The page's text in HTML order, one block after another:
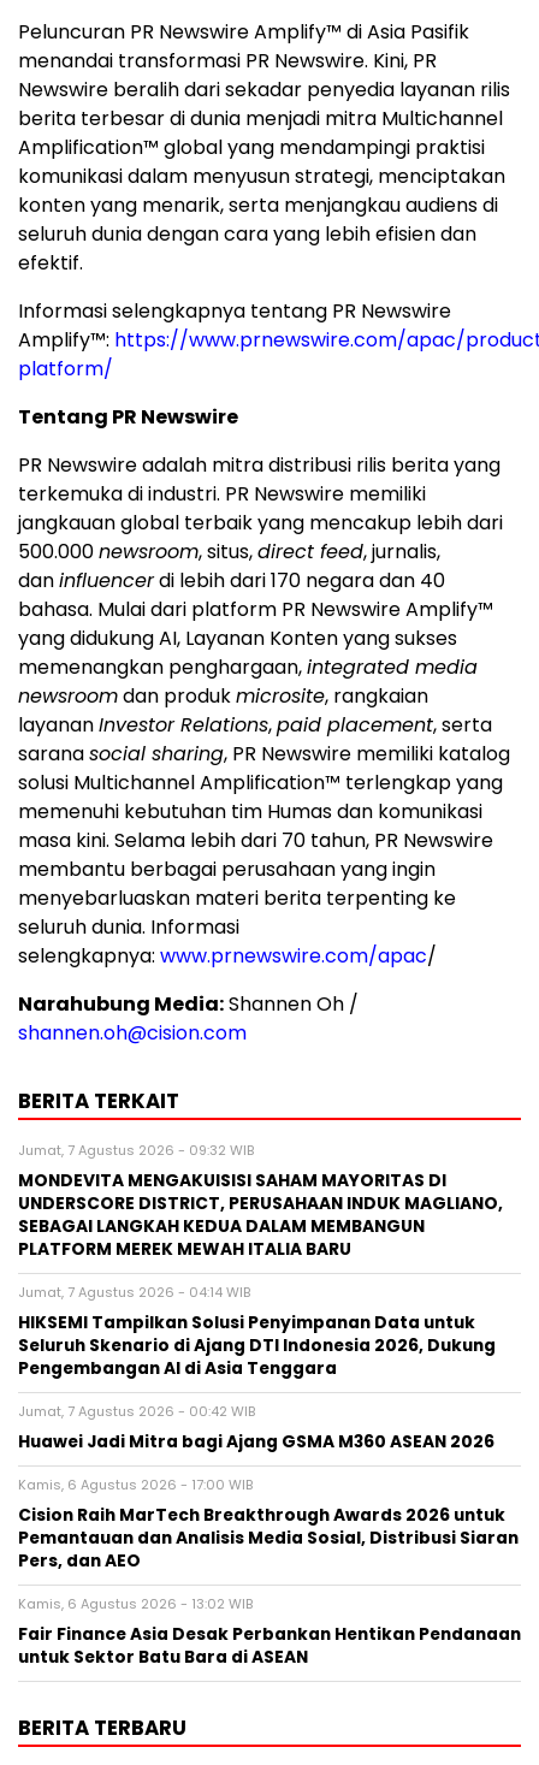
Peluncuran PR Newswire Amplify™ di Asia Pasifik
menandai transformasi PR Newswire. Kini, PR
Newswire beralih dari sekadar penyedia layanan rilis
berita terbesar di dunia menjadi mitra Multichannel
Amplification™ global yang mendampingi praktisi
komunikasi dalam menyusun strategi, menciptakan
konten yang menarik, serta menjangkau audiens di
seluruh dunia dengan cara yang lebih efisien dan
efektif.
Informasi selengkapnya tentang PR Newswire
Amplify™: https://www.prnewswire.com/apac/
platform/
Tentang PR Newswire
PR Newswire adalah mitra distribusi rilis berita yang
terkemuka di industri. PR Newswire memiliki
jangkauan global terbaik yang mencakup lebih dari
500.000newsroom, situs,direct feed, jurnalis,
daninfluencerdi lebih dari 170 negara dan 40
bahasa. Mulai dari platform PR Newswire Amplify™
yang didukung AI, Layanan Konten yang sukses
memenangkan penghargaan,integrated media
newsroomdan produkmicrosite, rangkaian
layananInvestor Relations,paid placement, serta
saranasocial sharing, PR Newswire memiliki katalog
solusi Multichannel Amplification™ terlengkap yang
memenuhi kebutuhan tim Humas dan komunikasi
masa kini. Selama lebih dari 70 tahun, PR Newswire
membantu berbagai perusahaan yang ingin
menyebarluaskan materi berita terpenting ke
seluruh dunia. Informasi
selengkapnya: www.prnewswire.com/apac/
Narahubung Media:Shannen Oh /
shannen.oh@cision.com
BERITA TERKAIT
Jumat, 7 Agustus 2026 - 09:32 WIB
MONDEVITA MENGAKUISISI SAHAM MAYORITAS DI
UNDERSCORE DISTRICT, PERUSAHAAN INDUK MAGLIANO,
SEBAGAI LANGKAH KEDUA DALAM MEMBANGUN
PLATFORM MEREK MEWAH ITALIA BARU
Jumat, 7 Agustus 2026 - 04:14 WIB
HIKSEMI Tampilkan Solusi Penyimpanan Data untuk
Seluruh Skenario di Ajang DTI Indonesia 2026, Dukung
Pengembangan AI di Asia Tenggara
Jumat, 7 Agustus 2026 - 00:42 WIB
Huawei Jadi Mitra bagi Ajang GSMA M360 ASEAN 2026
Kamis, 6 Agustus 2026 - 17:00 WIB
Cision Raih MarTech Breakthrough Awards 2026 untuk
Pemantauan dan Analisis Media Sosial, Distribusi Siaran
Pers, dan AEO
Kamis, 6 Agustus 2026 - 13:02 WIB
Fair Finance Asia Desak Perbankan Hentikan Pendanaan
untuk Sektor Batu Bara di ASEAN
BERITA TERBARU